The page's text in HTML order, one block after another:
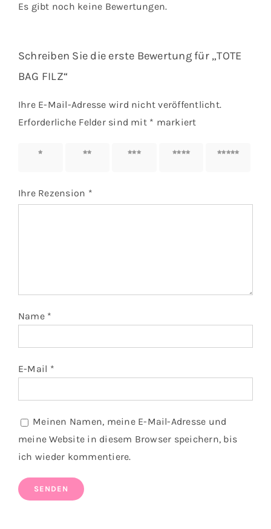
Es gibt noch keine Bewertungen.
Schreiben Sie die erste Bewertung für „TOTE
BAG FILZ“
Ihre E-Mail-Adresse wird nicht veröffentlicht.
Erforderliche Felder sind mit * markiert
1 von
2 von
3 von
4 von
5 von
Ihre Rezension *
Name *
E-Mail *
Meinen Namen, meine E-Mail-Adresse und
meine Website in diesem Browser speichern, bis
ich wieder kommentiere.